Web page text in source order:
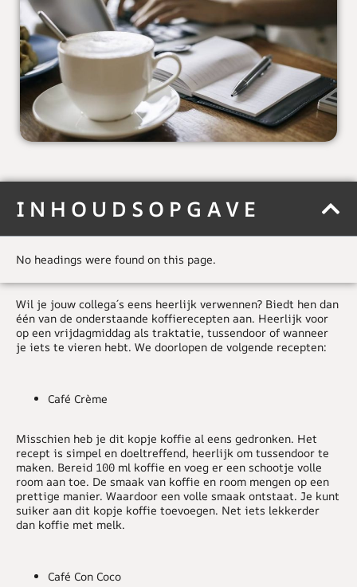
INHOUDSOPGAVE
No headings were found on this page.
Wil je jouw collega´s eens heerlijk verwennen? Biedt hen dan
één van de onderstaande koffierecepten aan. Heerlijk voor
op een vrijdagmiddag als traktatie, tussendoor of wanneer
je iets te vieren hebt. We doorlopen de volgende recepten:
Café Crème
Misschien heb je dit kopje koffie al eens gedronken. Het
recept is simpel en doeltreffend, heerlijk om tussendoor te
maken. Bereid 100 ml koffie en voeg er een schootje volle
room aan toe. De smaak van koffie en room mengen op een
prettige manier. Waardoor een volle smaak ontstaat. Je kunt
suiker aan dit kopje koffie toevoegen. Net iets lekkerder
dan koffie met melk.
Café Con Coco